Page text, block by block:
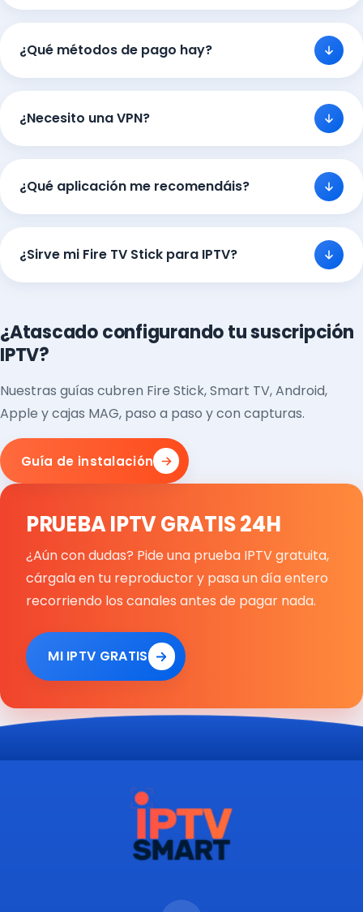
¿Qué métodos de pago hay?
¿Necesito una VPN?
¿Qué aplicación me recomendáis?
¿Sirve mi Fire TV Stick para IPTV?
¿Atascado configurando tu suscripción
IPTV?
Nuestras guías cubren Fire Stick, Smart TV, Android,
Apple y cajas MAG, paso a paso y con capturas.
Guía de instalación
PRUEBA IPTV GRATIS 24H
¿Aún con dudas? Pide una prueba IPTV gratuita,
cárgala en tu reproductor y pasa un día entero
recorriendo los canales antes de pagar nada.
MI IPTV GRATIS